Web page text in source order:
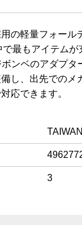
の軽量フォール
最もアイテムが
ンベのアダプタ
し、出先でのメ
応できます。
TAIWAN
3